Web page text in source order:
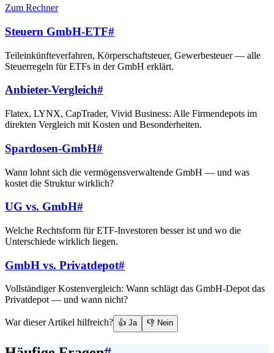
Zum Rechner
Steuern GmbH-ETF#
Teileinkünfteverfahren, Körperschaftsteuer, Gewerbesteuer — alle
Steuerregeln für ETFs in der GmbH erklärt.
Anbieter-Vergleich#
Flatex, LYNX, CapTrader, Vivid Business: Alle Firmendepots im
direkten Vergleich mit Kosten und Besonderheiten.
Spardosen-GmbH#
Wann lohnt sich die vermögensverwaltende GmbH — und was
kostet die Struktur wirklich?
UG vs. GmbH#
Welche Rechtsform für ETF-Investoren besser ist und wo die
Unterschiede wirklich liegen.
GmbH vs. Privatdepot#
Vollständiger Kostenvergleich: Wann schlägt das GmbH-Depot das
Privatdepot — und wann nicht?
War dieser Artikel hilfreich? 👍 Ja 👎 Nein